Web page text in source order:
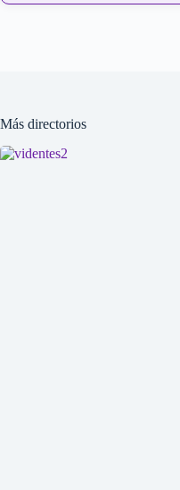
Más directorios